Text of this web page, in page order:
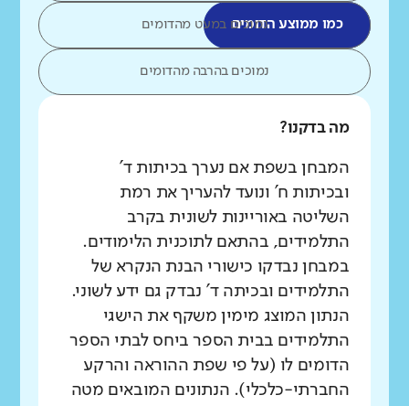
כמו ממוצע הדומיםנמוכים במעט מהדומים
נמוכים בהרבה מהדומים
מה בדקנו?
המבחן בשפת אם נערך בכיתות ד'
ובכיתות ח' ונועד להעריך את רמת
השליטה באוריינות לשונית בקרב
התלמידים, בהתאם לתוכנית הלימודים.
במבחן נבדקו כישורי הבנת הנקרא של
התלמידים ובכיתה ד' נבדק גם ידע לשוני.
הנתון המוצג מימין משקף את הישגי
התלמידים בבית הספר ביחס לבתי הספר
הדומים לו (על פי שפת ההוראה והרקע
החברתי-כלכלי). הנתונים המובאים מטה